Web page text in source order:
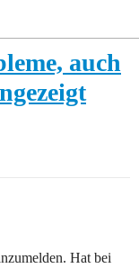
auch
Hat bei